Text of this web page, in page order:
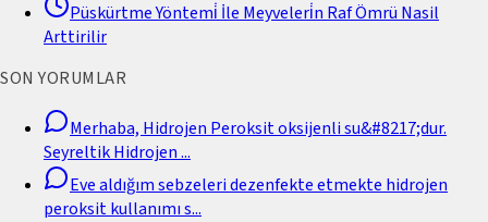
Püskürtme Yöntemi̇ İle Meyveleri̇n Raf Ömrü Nasil
Arttirilir
SON YORUMLAR
Merhaba, Hidrojen Peroksit oksijenli su&#8217;dur.
Seyreltik Hidrojen...
Eve aldığım sebzeleri dezenfekte etmekte hidrojen
peroksit kullanımı s...